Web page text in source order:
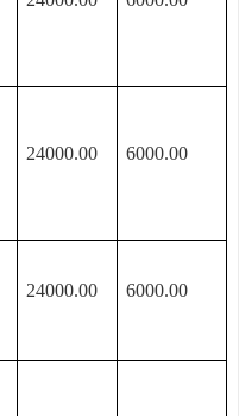
24000.00 6000.00
24000.00 6000.00